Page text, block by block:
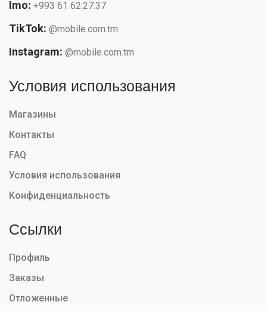
Imo: +993 61 62:27:37
TikTok: @mobile.com.tm
Instagram: @mobile.com.tm
Условия использования
Магазины
Контакты
FAQ
Условия использования
Конфиденциальность
Ссылки
Профиль
Заказы
Отложенные